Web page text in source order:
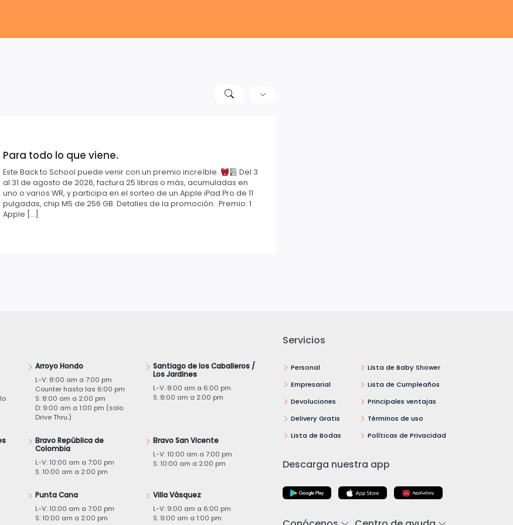
Para todo lo que viene.
Este Back to School puede venir con un premio increíble.
Del 3
al 31 de agosto de 2026, factura 25 libras o más, acumuladas en
uno o varios WR, y participa en el sorteo de un Apple iPad Pro de 11
pulgadas, chip M5 de 256 GB. Detalles de la promoción: Premio: 1
Apple […]
Arroyo Hondo
L-V: 8:00 am a 7:00 pm
Counter hasta las 6:00 pm
S: 8:00 am a 2:00 pm
D: 9:00 am a 1:00 pm (solo
Drive Thru.)
Santiago de los Caballeros /
Los Jardines
L-V: 8:00 am a 6:00 pm
S: 8:00 am a 2:00 pm
Bravo República de
Colombia
L-V: 10:00 am a 7:00 pm
S: 10:00 am a 2:00 pm
Bravo San Vicente
L-V: 10:00 am a 7:00 pm
S: 10:00 am a 2:00 pm
Punta Cana
L-V: 10:00 am a 7:00 pm
S: 10:00 am a 2:00 pm
Villa Vásquez
L-V: 9:00 am a 6:00 pm
S: 9:00 am a 1:00 pm
Servicios
Personal
Empresarial
Devoluciones
Delivery Gratis
Lista de Bodas
Lista de Baby Shower
Lista de Cumpleaños
Principales ventajas
Términos de uso
Políticas de Privacidad
Descarga nuestra app